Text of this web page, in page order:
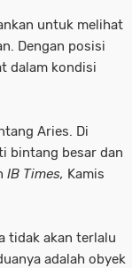
untuk melihat
Dengan posisi
dalam kondisi
Aries. Di
bintang besar dan
IB Times, Kamis
tidak akan terlalu
adalah obyek